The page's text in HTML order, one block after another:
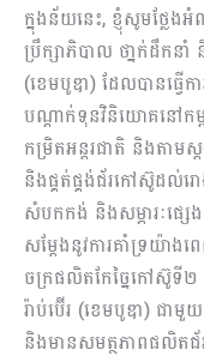
ក្នុងន័យនេះ, ខ្ញុំសូមថ្លែ
ប្រឹក្សាភិបាល ថា្នក់ដឹក
(ខេមបូឌា) ដែលបានធ្វើក
បណ្តាក់ទុនវិនិយោគនៅកម្
កម្រិតអន្តរជាតិ និងតាម
និងផ្គត់ផ្គង់ជ័រកៅស៊ូដល់រ
សំបកកង់ និងសម្ភារៈផ្ស
សម្តែងនូវការគាំទ្រយ៉
ចក្រផលិតកែច្នៃកៅស៊ូទី
រ៉ាប់ប៊ើរ (ខេមបូឌា) ជា
និងមានសមត្ថភាពផលិត